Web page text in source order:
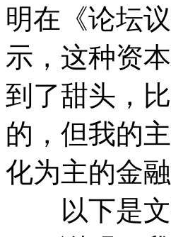
明在《论坛
示，这种资
到了甜头，
的，但我的
化为主的金融
以下是文